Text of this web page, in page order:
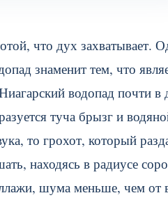
что дух захватывает.
знаменит тем, что
водопад почти в
туча брызг и
то грохот, который
находясь в радиусе
шума меньше, чем от